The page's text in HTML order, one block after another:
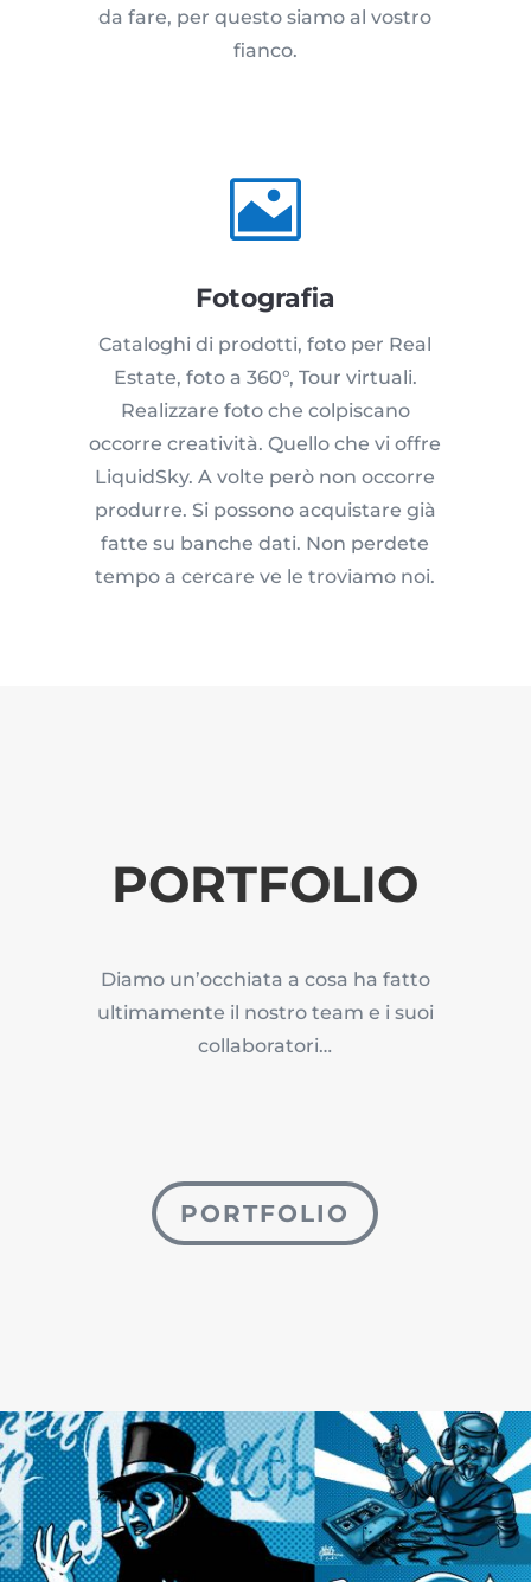
da fare, per questo siamo al vostro
fianco.

Fotografia
Cataloghi di prodotti, foto per Real
Estate, foto a 360°, Tour virtuali.
Realizzare foto che colpiscano
occorre creatività. Quello che vi offre
LiquidSky. A volte però non occorre
produrre. Si possono acquistare già
fatte su banche dati. Non perdete
tempo a cercare ve le troviamo noi.
PORTFOLIO
Diamo un’occhiata a cosa ha fatto
ultimamente il nostro team e i suoi
collaboratori…
PORTFOLIO